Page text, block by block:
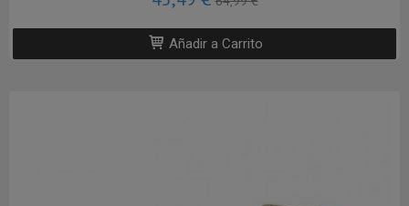
Añadir a Carrito